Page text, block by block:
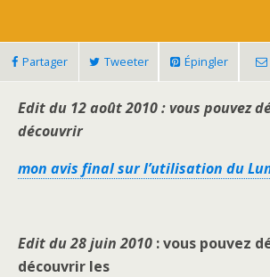
Partager Tweeter Épingler
Edit du 12 août 2010: vous pouvez
découvrir
mon avis final sur l’utilisation du
Edit du 28 juin 2010 : vous pouvez
découvrir les